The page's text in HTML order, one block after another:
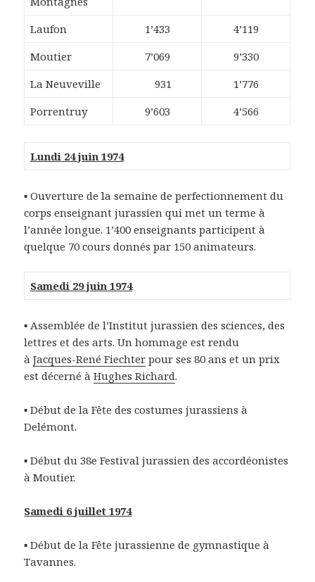
Laufon
1’433
4’119
Moutier
7’069
9’330
La Neuveville
931
1’776
Porrentruy
9’603 4’566
Lundi 24 juin 1974
▪ Ouverture de la semaine de perfectionnement du
corps enseignant jurassien qui met un terme à
l’année longue. 1’400 enseignants participent à
quelque 70 cours donnés par 150 animateurs.
Samedi 29 juin 1974
▪ Assemblée de l’Institut jurassien des sciences, des
lettres et des arts. Un hommage est rendu
àJacques-René Fiechter pour ses 80 ans et un prix
est décerné àHughes Richard.
▪ Début de la Fête des costumes jurassiens à
Delémont.
▪ Début du 38e Festival jurassien des accordéonistes
à Moutier.
Samedi 6 juillet 1974
▪ Début de la Fête jurassienne de gymnastique à
Tavannes.